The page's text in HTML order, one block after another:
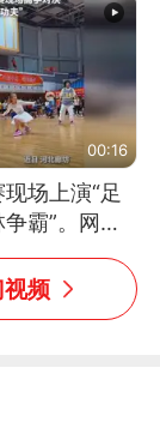
为首位考级
手。”（来
日电讯）
00:16
场上演“足
霸”。网
毽子，分明
！#睡个好
频